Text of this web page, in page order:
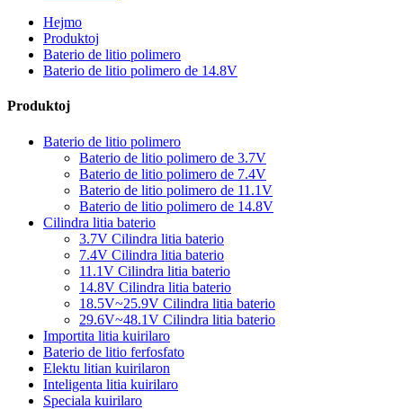
Hejmo
Produktoj
Baterio de litio polimero
Baterio de litio polimero de 14.8V
Produktoj
Baterio de litio polimero
Baterio de litio polimero de 3.7V
Baterio de litio polimero de 7.4V
Baterio de litio polimero de 11.1V
Baterio de litio polimero de 14.8V
Cilindra litia baterio
3.7V Cilindra litia baterio
7.4V Cilindra litia baterio
11.1V Cilindra litia baterio
14.8V Cilindra litia baterio
18.5V~25.9V Cilindra litia baterio
29.6V~48.1V Cilindra litia baterio
Importita litia kuirilaro
Baterio de litio ferfosfato
Elektu litian kuirilaron
Inteligenta litia kuirilaro
Speciala kuirilaro